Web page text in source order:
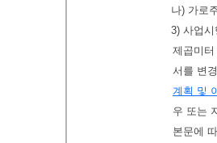
나) 가로
3) 사업
제곱미
서를 변
계획 및
우 또는
본문에